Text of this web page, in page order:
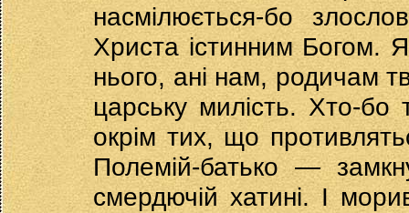
насмілюється-бо
Христа істинним Богом.
нього, ані нам, родичам
царську милість. Хто-бо
окрім тих, що
Полемій-батько —
смердючій хатині. І